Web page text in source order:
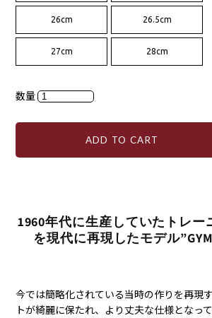
26cm 26.5cm
27cm 28cm
数量
ADD TO CART
1960年代に生産していたトレー
を現代に再現したモデル
今では簡略化されている当時の作りを再現
トが綺麗に保たれ、より丈夫な仕様となって